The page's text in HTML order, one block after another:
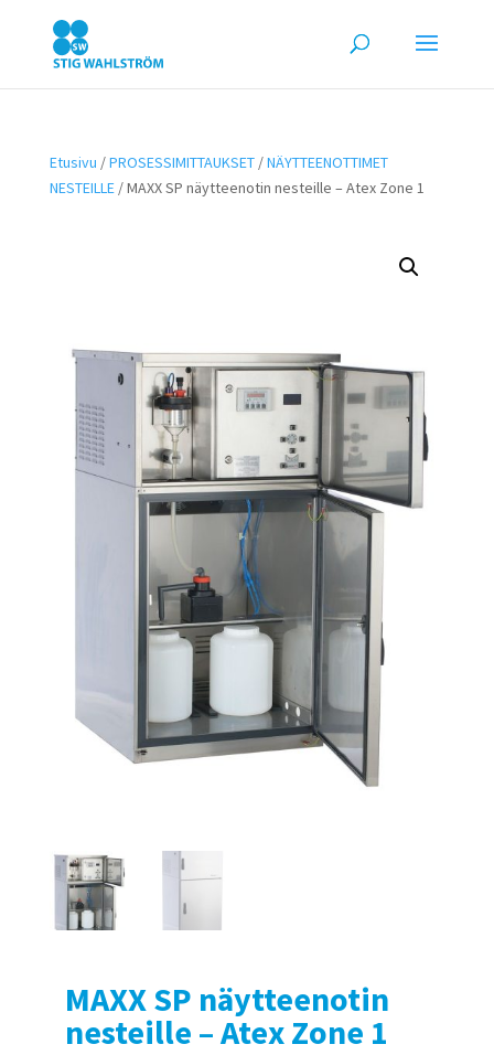
Etusivu /PROSESSIMITTAUKSET/NÄYTTEENOTTIMET
NESTEILLE/ MAXX SP näytteenotin nesteille – Atex Zone 1
MAXX SP näytteenotin
nesteille – Atex Zone 1